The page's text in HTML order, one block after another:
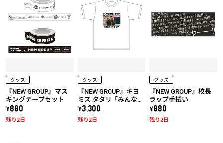
グッズ
『NEW GROUP』マス
キングテープセット
\880
残り2日
グッズ
『NEW GROUP』キヨ
ミズ タタリ「みんな騙
されちゃダメだ！」T
シャツ
\3,300
残り2日
グッズ
『NEW GROUP』校長
ラップ手拭い
\880
残り2日